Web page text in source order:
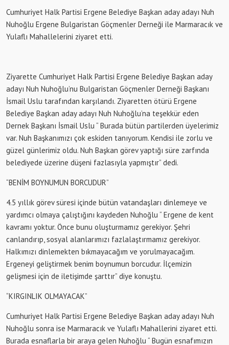
Cumhuriyet Halk Partisi Ergene Belediye Başkan aday adayı Nuh
Nuhoğlu Ergene Bulgaristan Göçmenler Derneği ile Marmaracık ve
Yulaflı Mahallelerini ziyaret etti.
Ziyarette Cumhuriyet Halk Partisi Ergene Belediye Başkan aday
adayı Nuh Nuhoğlu’nu Bulgaristan Göçmenler Derneği Başkanı
İsmail Uslu tarafından karşılandı. Ziyaretten ötürü Ergene
Belediye Başkan aday adayı Nuh Nuhoğlu’na teşekkür eden
Dernek Başkanı İsmail Uslu “ Burada bütün partilerden üyelerimiz
var. Nuh Başkanımızı çok eskiden tanıyorum. Kendisi ile zorlu ve
güzel günlerimiz oldu. Nuh Başkan görev yaptığı süre zarfında
belediyede üzerine düşeni fazlasıyla yapmıştır” dedi.
“BENİM BOYNUMUN BORCUDUR”
4.5 yıllık görev süresi içinde bütün vatandaşları dinlemeye ve
yardımcı olmaya çalıştığını kaydeden Nuhoğlu “ Ergene de kent
kavramı yoktur. Önce bunu oluşturmamız gerekiyor. Şehri
canlandırıp, sosyal alanlarımızı fazlalaştırmamız gerekiyor.
Halkımızı dinlemekten bıkmayacağım ve yorulmayacağım.
Ergeneyi geliştirmek benim boynumun borcudur. İlçemizin
gelişmesi için de iletişimde şarttır” diye konuştu.
“KIRGINLIK OLMAYACAK”
Cumhuriyet Halk Partisi Ergene Belediye Başkan aday adayı Nuh
Nuhoğlu sonra ise Marmaracık ve Yulaflı Mahallerini ziyaret etti.
Burada esnaflarla bir araya gelen Nuhoğlu “ Bugün esnafımızın